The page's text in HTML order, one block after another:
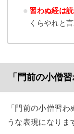
習わぬ経は
くらやれと
「門前の小僧
「門前の小僧習
うな表現になりま